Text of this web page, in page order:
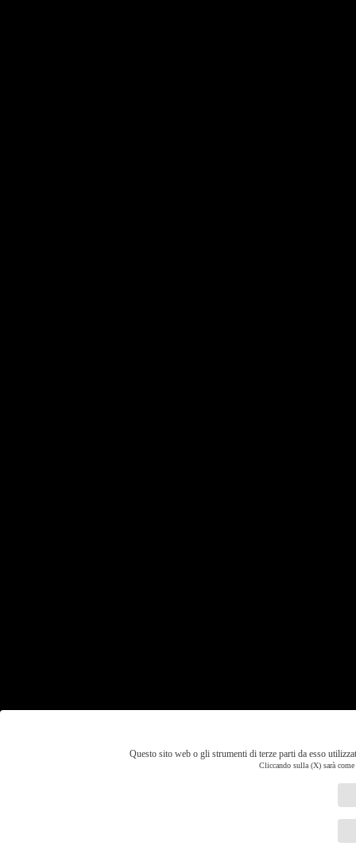
Questo sito web o gli strumenti di terze parti da esso
Cliccando sulla (X) sarà